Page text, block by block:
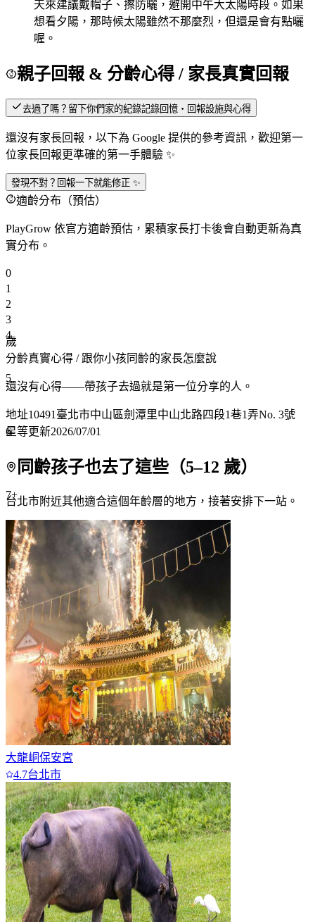
天來建議戴帽子、擦防曬，避開中午大太陽時段。如果
想看夕陽，那時候太陽雖然不那麼烈，但還是會有點曬
喔。
親子回報 & 分齡心得 / 家長真實回報
去過了嗎？留下你們家的紀錄記錄回憶・回報設施與心得
還沒有家長回報，以下為 Google 提供的參考資訊，歡迎第一
位家長回報更準確的第一手體驗 ✨
發現不對？回報一下就能修正 ✨
適齡分布（預估）
PlayGrow 依官方適齡預估，累積家長打卡後會自動更新為真
實分布。
0
1
2
3
4
5
6
7+
歲
分齡真實心得 / 跟你小孩同齡的家長怎麼說
還沒有心得——帶孩子去過就是第一位分享的人。
地址10491臺北市中山區劍潭里中山北路四段1巷1弄No. 3號
星等更新2026/07/01
同齡孩子也去了這些（5–12 歲）
台北市附近其他適合這個年齡層的地方，接著安排下一站。
大龍峒保安宮
4.7台北市